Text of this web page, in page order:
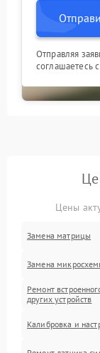
Отправляя
соглашаетесь с
Цены
Замена матрицы
Замена
Ремонт
других устройств
Калибровка и